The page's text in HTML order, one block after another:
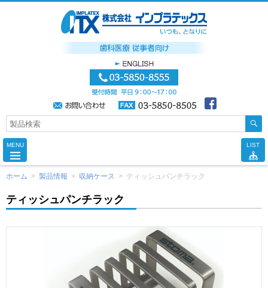
MENU LIST
ホーム > 製品情報 > 収納ケース > ティッシュパンチラック
ティッシュパンチラック